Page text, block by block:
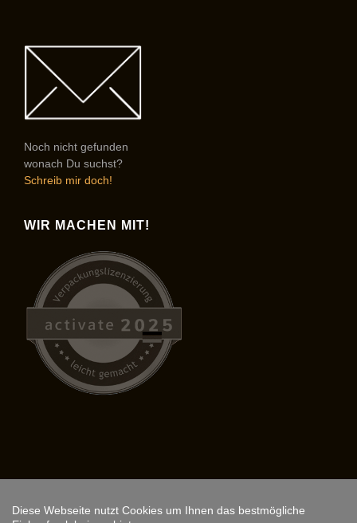
Noch nicht gefunden
wonach Du suchst?
Schreib mir doch!
WIR MACHEN MIT!
Copyright © 2026, ARS FANTASIO.
Diese Webseite nutzt Cookies um Ihnen das bestmögliche